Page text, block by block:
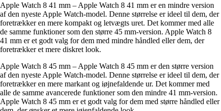
Apple Watch 8 41 mm – Apple Watch 8 41 mm er en mindre version
af den nyeste Apple Watch-model. Denne størrelse er ideel til dem, der
foretrækker en mere kompakt og letvægts uret. Det kommer med alle
de samme funktioner som den større 45 mm-version. Apple Watch 8
41 mm er et godt valg for dem med mindre håndled eller dem, der
foretrækker et mere diskret look.
Apple Watch 8 45 mm – Apple Watch 8 45 mm er den større version
af den nyeste Apple Watch-model. Denne størrelse er ideel til dem, der
foretrækker en mere markant og iøjnefaldende ur. Det kommer med
alle de samme avancerede funktioner som den mindre 41 mm-version.
Apple Watch 8 45 mm er et godt valg for dem med større håndled eller